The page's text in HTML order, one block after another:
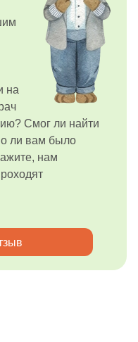
на
Смог ли найти
ли вам было
нам